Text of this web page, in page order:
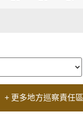
+ 更多地方巡察責任區